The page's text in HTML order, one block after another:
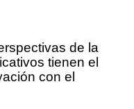
de la
tienen el
con el